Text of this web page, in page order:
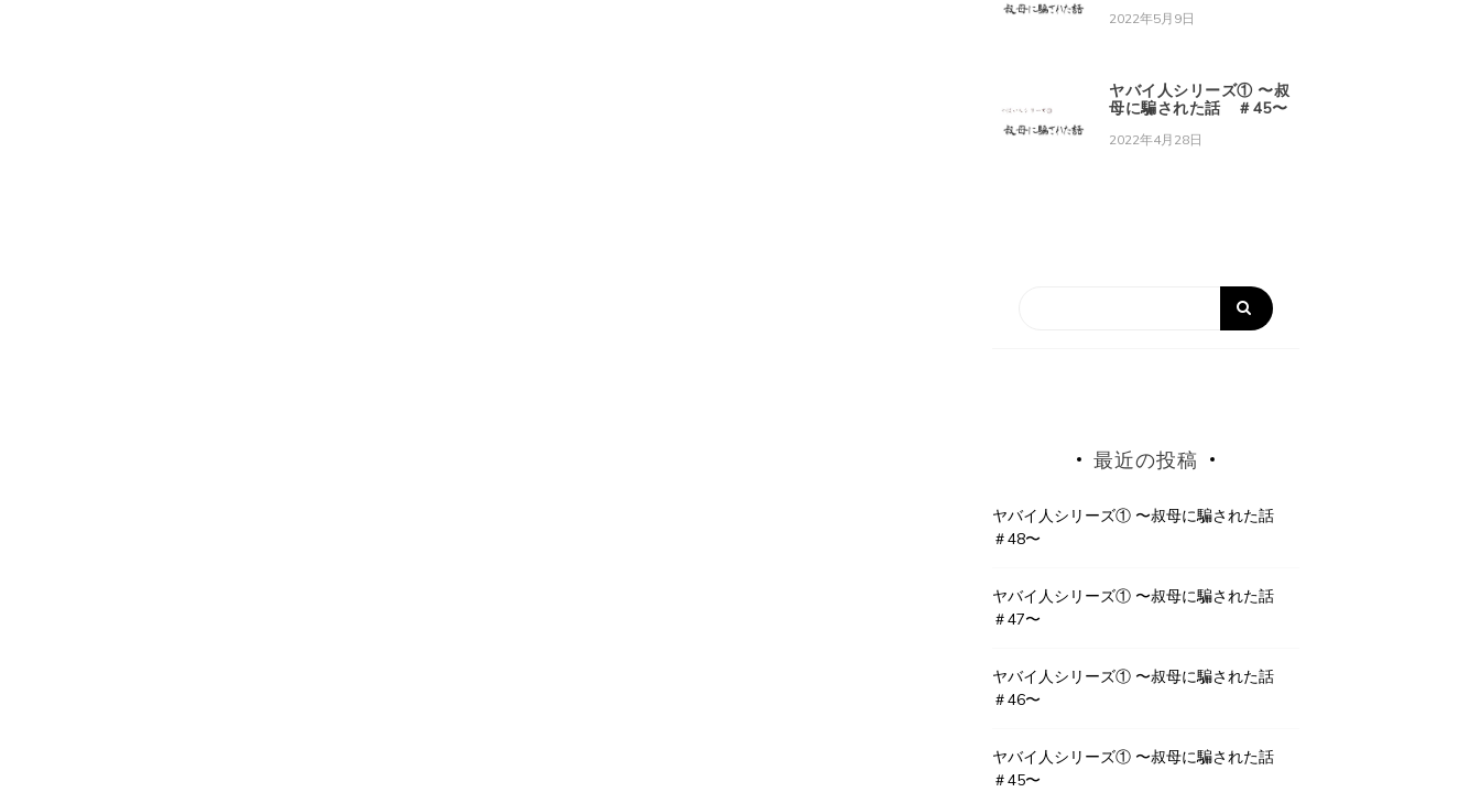
2022年5月9日
ヤバイ人シリーズ① 〜叔
母に騙された話 ＃45〜
2022年4月28日
最近の投稿
ヤバイ人シリーズ① 〜叔母に騙された話
＃48〜
ヤバイ人シリーズ① 〜叔母に騙された話
＃47〜
ヤバイ人シリーズ① 〜叔母に騙された話
＃46〜
ヤバイ人シリーズ① 〜叔母に騙された話
＃45〜